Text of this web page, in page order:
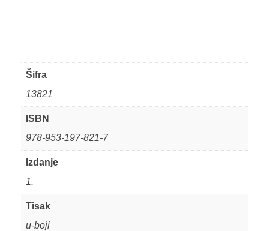
Šifra
13821
ISBN
978-953-197-821-7
Izdanje
1.
Tisak
u-boji